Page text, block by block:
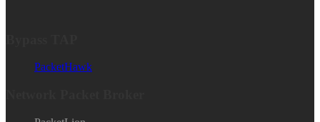
PacketHawk